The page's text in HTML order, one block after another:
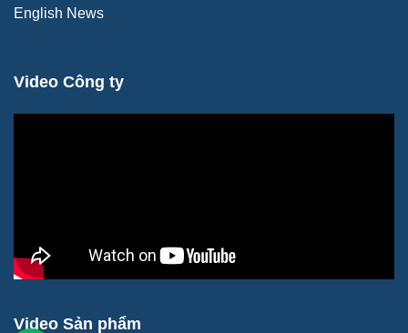
English News
Video Công ty
Video Sản phẩm